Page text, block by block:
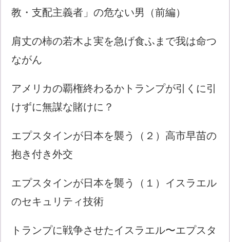
教・支配主義者」の危ない男（前編）
肩丈の柿の若木よ実を急げ食ふまで我は命つ
ながん
アメリカの覇権終わるかトランプが引くに引
けずに無謀な賭けに？
エプスタインが日本を襲う（２）高市早苗の
抱き付き外交
エプスタインが日本を襲う（１）イスラエル
のセキュリティ技術
トランプに戦争させたイスラエル〜エプスタ